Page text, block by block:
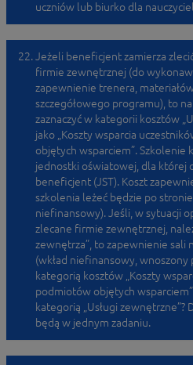
uczniów lub biurko dla
Jeżeli beneficjent zamierza
firmie zewnętrznej (do
zapewnienie trenera,
szczegółowego programu), to
zaznaczyć w kategorii kosztów
jako „Koszty wsparcia
objętych wsparciem”.
jednostki oświatowej, dla której
beneficjent (JST). Koszt
szkolenia leżeć będzie po
niefinansowy). Jeśli, w sytuacji
zlecane firmie zewnętrznej,
zewnętrza”, to zapewnienie sali
(wkład niefinansowy, wnoszony
kategorią kosztów „Koszty
podmiotów objętych
kategorią „Usługi zewnętrzne”?
będą w jednym zadaniu.